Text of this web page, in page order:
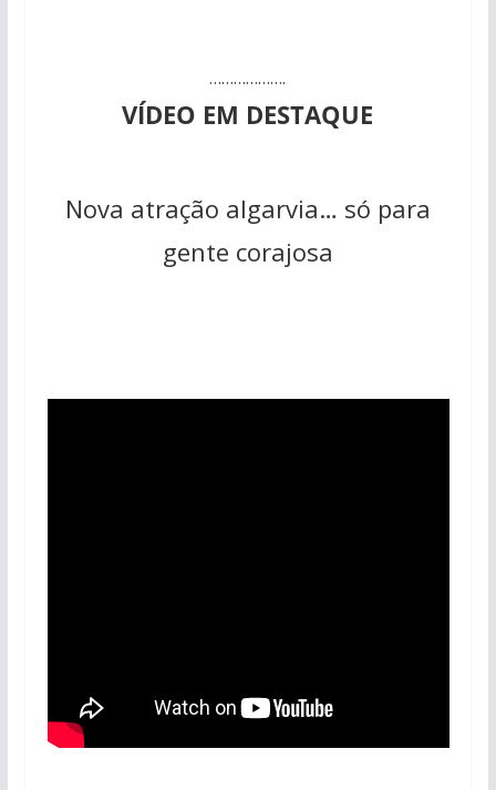
……………….
VÍDEO EM DESTAQUE
Nova atração algarvia… só para
gente corajosa